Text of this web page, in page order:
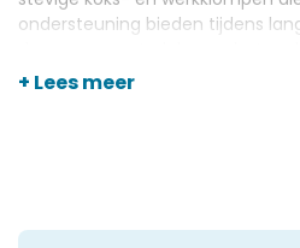
ondersteuning bieden tijdens
een betrouwbare keuze voor wie
+ Lees meer